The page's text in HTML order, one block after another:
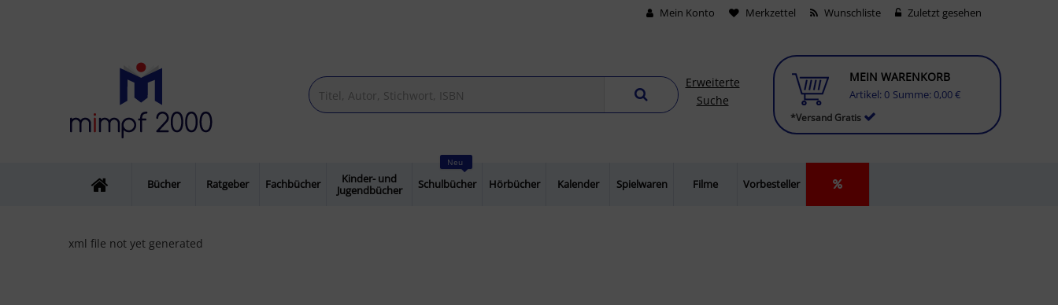
Mein Konto Merkzettel Wunschliste Zuletzt gesehen
Erweiterte
Suche
*Versand Gratis
MEIN WARENKORB
Artikel: 0 Summe: 0,00 €
Bücher Ratgeber Fachbücher
Kinder- und
Jugendbücher
Neu
Schulbücher Hörbücher Kalender Spielwaren Filme Vorbesteller
xml file not yet generated